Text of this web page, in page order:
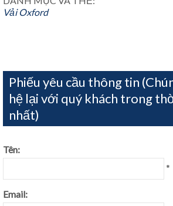
Vải Oxford
Phiếu yêu cầu thông tin
hệ lại với quý khách trong
nhất)
Tên:
*
Email: